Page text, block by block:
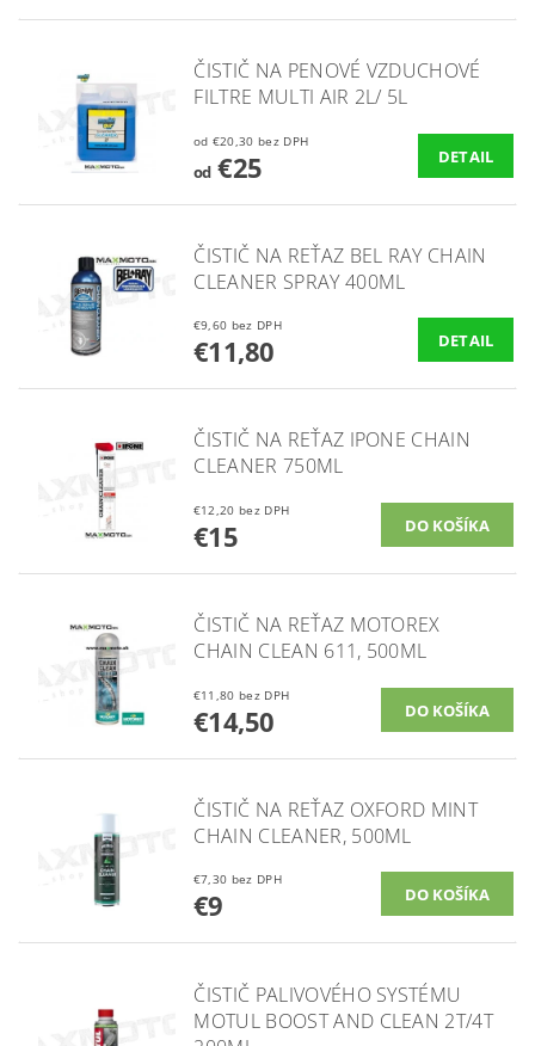
ČISTIČ NA PENOVÉ VZDUCHOVÉ
FILTRE MULTI AIR 2L/ 5L
od €20,30 bez DPH
od€25 DETAIL
ČISTIČ NA REŤAZ BEL RAY CHAIN
CLEANER SPRAY 400ML
€9,60 bez DPH
€11,80 DETAIL
ČISTIČ NA REŤAZ IPONE CHAIN
CLEANER 750ML
€12,20 bez DPH
€15
ČISTIČ NA REŤAZ MOTOREX
CHAIN CLEAN 611, 500ML
€11,80 bez DPH
€14,50
ČISTIČ NA REŤAZ OXFORD MINT
CHAIN CLEANER, 500ML
€7,30 bez DPH
€9
ČISTIČ PALIVOVÉHO SYSTÉMU
MOTUL BOOST AND CLEAN 2T/4T